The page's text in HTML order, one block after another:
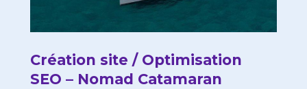
Création site / Optimisation
SEO – Nomad Catamaran